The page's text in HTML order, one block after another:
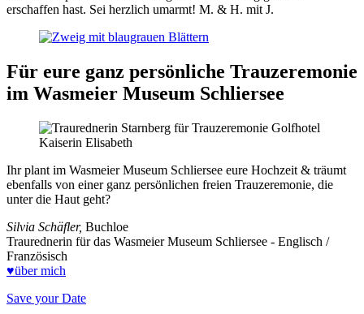
erschaffen hast. Sei herzlich umarmt! M. & H. mit J.
Für eure ganz persönliche Trauzeremonie
im Wasmeier Museum Schliersee
Ihr plant im Wasmeier Museum Schliersee eure Hochzeit & träumt
ebenfalls von einer ganz persönlichen freien Trauzeremonie, die
unter die Haut geht?
Silvia Schäfler, Buchloe
Traurednerin für das Wasmeier Museum Schliersee - Englisch /
Französisch
♥über mich
Save your Date